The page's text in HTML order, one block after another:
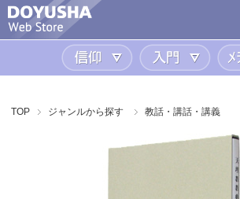
信仰 入門
TOP ジャンルから探す 教話・講話・講義